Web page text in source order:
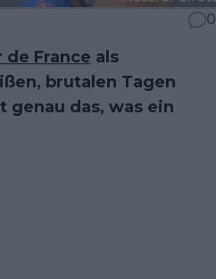
0
de France als
brutalen Tagen
genau das, was ein